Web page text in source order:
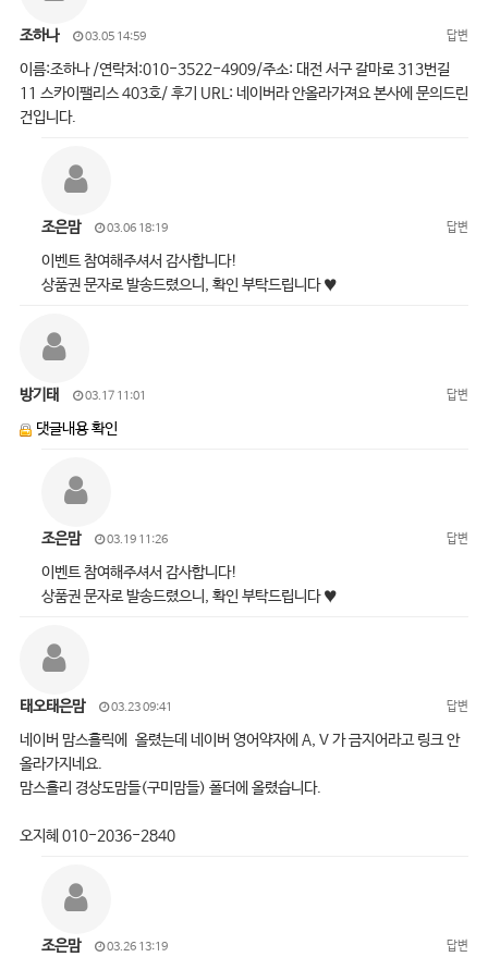
조하나 03.05 14:59 답변
이름:조하나 /연락처:010-3522-4909/주소: 대전 서구 갈마로 313번길
11 스카이팰리스 403호/ 후기 URL: 네이버라 안올라가져요 본사에 문의드린
건입니다.
조은맘 03.06 18:19 답변
이벤트 참여해주셔서 감사합니다!
상품권 문자로 발송드렸으니, 확인 부탁드립니다 ♥
방기태 03.17 11:01 답변
댓글내용 확인
조은맘 03.19 11:26 답변
이벤트 참여해주셔서 감사합니다!
상품권 문자로 발송드렸으니, 확인 부탁드립니다 ♥
태오태은맘 03.23 09:41 답변
네이버 맘스홀릭에 올렸는데 네이버 영어약자에 A, V 가 금지어라고 링크 안
올라가지네요.
맘스홀리 경상도맘들(구미맘들) 폴더에 올렸습니다.
오지혜 010-2036-2840
조은맘 03.26 13:19 답변